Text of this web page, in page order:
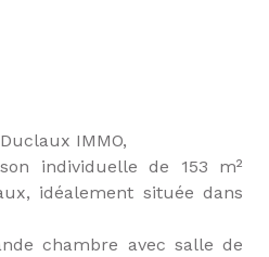
IMMO,
individuelle de 153 m²
idéalement située dans
chambre avec salle de